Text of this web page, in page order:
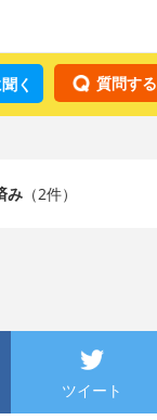
質問する
く
み（2件）
ツイート